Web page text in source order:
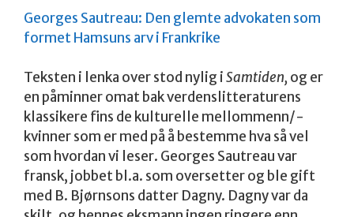
Georges Sautreau: Den glemte advokaten som
formet Hamsuns arv i Frankrike
Teksten i lenka over stod nylig iSamtiden, og er
en påminner omat bak verdenslitteraturens
klassikere fins de kulturelle mellommenn/-
kvinner som er med på å bestemme hva så vel
som hvordan vi leser. Georges Sautreau var
fransk, jobbet bl.a. som oversetter og ble gift
med B. Bjørnsons datter Dagny. Dagny var da